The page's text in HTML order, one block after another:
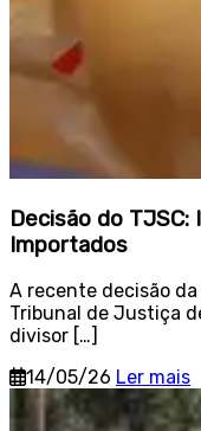
Decisão do
Importados
A recente decisão
Tribunal de Justiça
divisor […]
14/05/26 Ler mais